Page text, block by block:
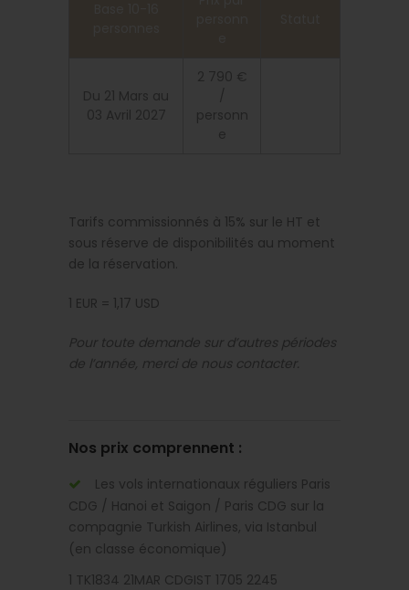
Du 21 Mars au
03 Avril 2027
2 790 €
/
personn
e
Tarifs commissionnés à 15% sur le HT et
sous réserve de disponibilités au moment
de la réservation.
1 EUR = 1,17 USD
Pour toute demande sur d’autres périodes
de l’année, merci de nous contacter.
Nos prix comprennent :
Les vols internationaux réguliers Paris
CDG / Hanoi et Saigon / Paris CDG sur la
compagnie Turkish Airlines, via Istanbul
(en classe économique)
1 TK1834 21MAR CDGIST 1705 2245